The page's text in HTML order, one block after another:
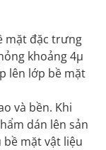
mặt đặc trưng
khoảng 4µ
lên lớp bề mặt
và bền. Khi
dán lên sản
mặt vật liệu